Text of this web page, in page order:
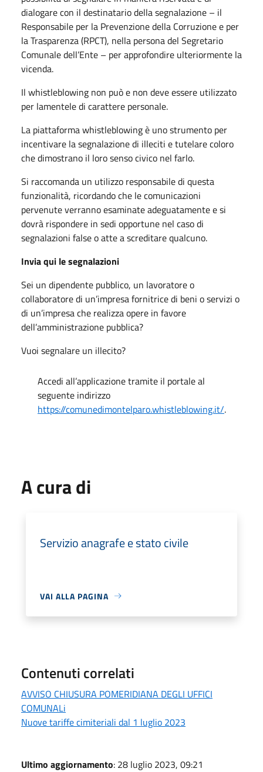
dialogare con il destinatario della segnalazione – il
Responsabile per la Prevenzione della Corruzione e per
la Trasparenza (RPCT), nella persona del Segretario
Comunale dell’Ente – per approfondire ulteriormente la
vicenda.
Il whistleblowing non può e non deve essere utilizzato
per lamentele di carattere personale.
La piattaforma whistleblowing è uno strumento per
incentivare la segnalazione di illeciti e tutelare coloro
che dimostrano il loro senso civico nel farlo.
Si raccomanda un utilizzo responsabile di questa
funzionalità, ricordando che le comunicazioni
pervenute verranno esaminate adeguatamente e si
dovrà rispondere in sedi opportune nel caso di
segnalazioni false o atte a screditare qualcuno.
Invia qui le segnalazioni
Sei un dipendente pubblico, un lavoratore o
collaboratore di un’impresa fornitrice di beni o servizi o
di un’impresa che realizza opere in favore
dell’amministrazione pubblica?
Vuoi segnalare un illecito?
Accedi all’applicazione tramite il portale al
seguente indirizzo
https://comunedimontelparo.whistleblowing.it/.
A cura di
Servizio anagrafe e stato civile
VAI ALLA PAGINA
Contenuti correlati
AVVISO CHIUSURA POMERIDIANA DEGLI UFFICI
COMUNALi
Nuove tariffe cimiteriali dal 1 luglio 2023
Ultimo aggiornamento: 28 luglio 2023, 09:21